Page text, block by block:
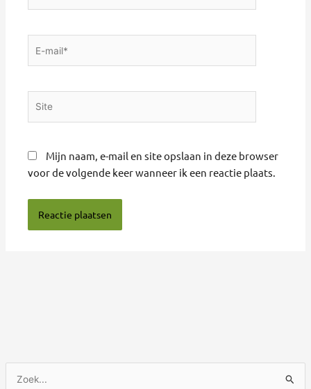
Mijn naam, e-mail en site opslaan in deze browser
voor de volgende keer wanneer ik een reactie plaats.